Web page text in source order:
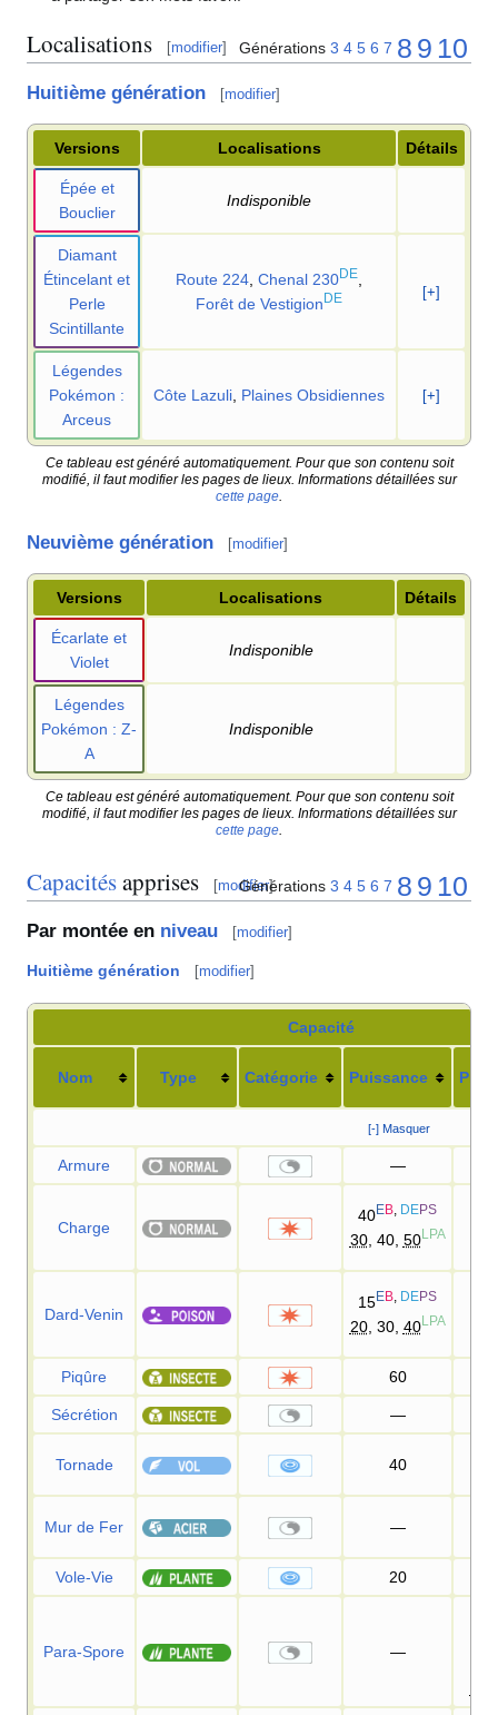
Localisations [modifier] Générations 3 4 5 6 7 8 9 10
Huitième génération [modifier]
Versions Localisations Détails
Épée et
Bouclier
Indisponible
Diamant
Étincelant et
Perle
Scintillante
Route 224 Chenal 230DE
Forêt de Vestigion DE [+]
Légendes
Pokémon :
Arceus
Côte Lazuli Plaines Obsidiennes [+]
Ce tableau est généré automatiquement. Pour que son contenu soit
modifié, il faut modifier les pages de lieux. Informations détaillées sur
cette page
Neuvième génération [modifier]
Versions Localisations Détails
Écarlate et
Violet
Indisponible
Légendes
Pokémon : Z-
A
Indisponible
Ce tableau est généré automatiquement. Pour que son contenu soit
modifié, il faut modifier les pages de lieux. Informations détaillées sur
cette page
Capacitésapprises [modifier]
Générations 3 4 5 6 7 8 9 10
Par montée en niveau [modifier]
Huitième génération [modifier]
Capacité
Nom Type Catégorie Puissance
[-] Masquer
Armure —
Charge
40EB DEPS
30, 40, 50LPA
Dard-Venin
15EB DEPS
20, 30, 40LPA
Piqûre 60
Sécrétion —
Tornade 40
Mur de Fer —
Vole-Vie 20
Para-Spore —